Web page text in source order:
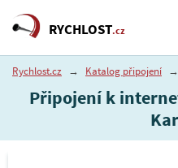
RYCHLOST.cz
Rychlost.cz → Katalog připojení →
Připojení k